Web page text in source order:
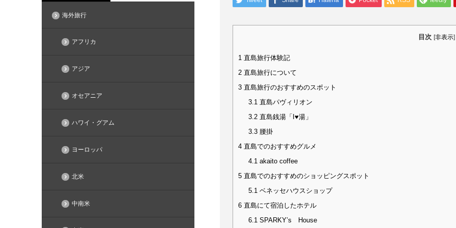
目次 [非表示]
1 直島旅行体験記
2 直島旅行について
3 直島旅行のおすすめのスポット
3.1直島パヴィリオン
3.2直島銭湯「I♥湯」
3.3腰掛
4 直島でのおすすめグルメ
4.1akaito coffee
5 直島でのおすすめのショッピングスポット
5.1ベネッセハウスショップ
6 直島にて宿泊したホテル
6.1SPARKY’s House
海外旅行
アフリカ
アジア
オセアニア
ハワイ・グアム
ヨーロッパ
北米
中南米